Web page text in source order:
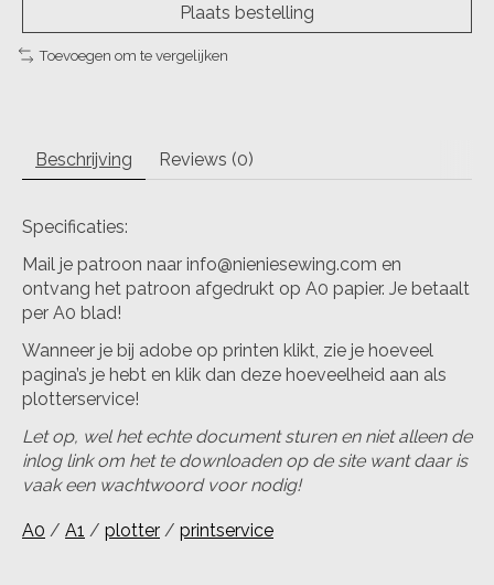
Plaats bestelling
Toevoegen om te vergelijken
Beschrijving Reviews (0)
Specificaties:
Mail je patroon naar info@nieniesewing.com en
ontvang het patroon afgedrukt op A0 papier. Je betaalt
per A0 blad!
Wanneer je bij adobe op printen klikt, zie je hoeveel
pagina’s je hebt en klik dan deze hoeveelheid aan als
plotterservice!
Let op, wel het echte document sturen en niet alleen de
inlog link om het te downloaden op de site want daar is
vaak een wachtwoord voor nodig!
A0 / A1 / plotter / printservice